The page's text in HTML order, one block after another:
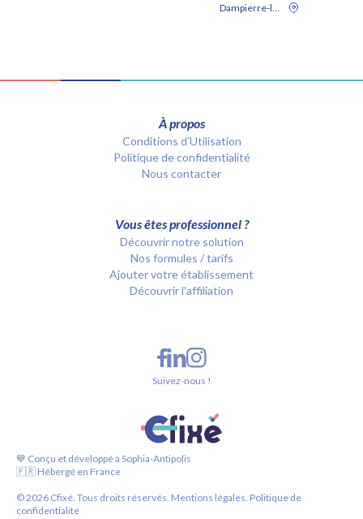
Dampierre-lès-Conflans
À propos
Conditions d’Utilisation
Politique de confidentialité
Nous contacter
Vous êtes professionnel ?
Découvrir notre solution
Nos formules / tarifs
Ajouter votre établissement
Découvrir l'affiliation
💙 Conçu et développé à Sophia-Antipolis
🇫🇷 Hébergé en France
©2026 Cfixé. Tous droits réservés. Mentions légales. Politique de
confidentialité
Suivez-nous !